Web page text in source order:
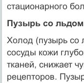
стационарного
Пузырь со
Холод (пузырь со
сосуды кожи
тканей, снижает
рецепторов.